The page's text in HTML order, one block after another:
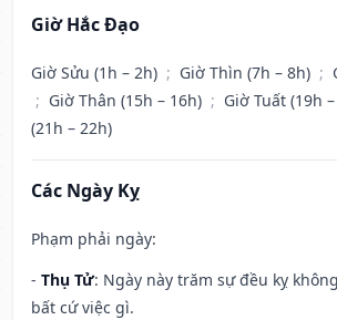
Giờ Hắc Đạo
Giờ Sửu (1h – 2h) ; Giờ Thìn (7h – 8h) ;
; Giờ Thân (15h – 16h) ; Giờ Tuất (19h
(21h – 22h)
Các Ngày Kỵ
Phạm phải ngày:
- Thụ Tử: Ngày này trăm sự đều kỵ
bất cứ việc gì.